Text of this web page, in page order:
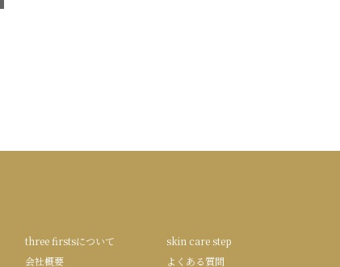
three firstsについて
skin care step
会社概要 よくある質問